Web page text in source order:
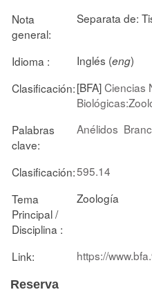
Nota
general:
Separata de:
Idioma : Inglés (eng)
Clasificación:[BFA]Ciencias
Palabras
clave:
Anélidos
Clasificación:595.14
Tema
Principal /
Disciplina :
Zoología
Link: https://
Reserva